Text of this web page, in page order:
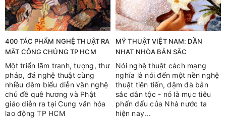
400 TÁC PHẨM NGHỆ THUẬT RA
MẮT CÔNG CHÚNG TP HCM
Một triển lãm tranh, tượng, thư
pháp, đá nghệ thuật cùng
nhiều đêm biểu diễn văn nghệ
chủ đề quê hương và Phật
giáo diễn ra tại Cung văn hóa
lao động TP HCM
MỸ THUẬT VIỆT NAM: DẦN
NHẠT NHÒA BẢN SẮC
Nói nghệ thuật cách mạng
nghĩa là nói đến một nền nghệ
thuật tiên tiến, đậm đà bản
sắc dân tộc - nó là mục tiêu
phấn đấu của Nhà nước ta
hiện nay...